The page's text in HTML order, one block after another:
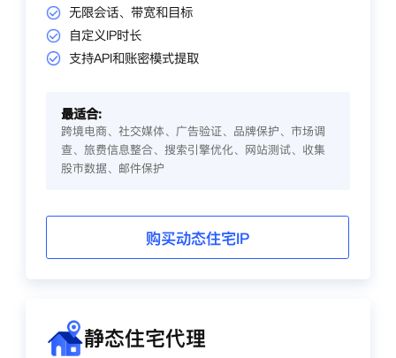
无限会话、带宽和目标
自定义IP时长
支持API和账密模式提取
最适合:
跨境电商、社交媒体、广告验证、品牌保护、市场调
查、旅费信息整合、搜索引擎优化、网站测试、收集
股市数据、邮件保护
购买动态住宅IP
静态住宅代理